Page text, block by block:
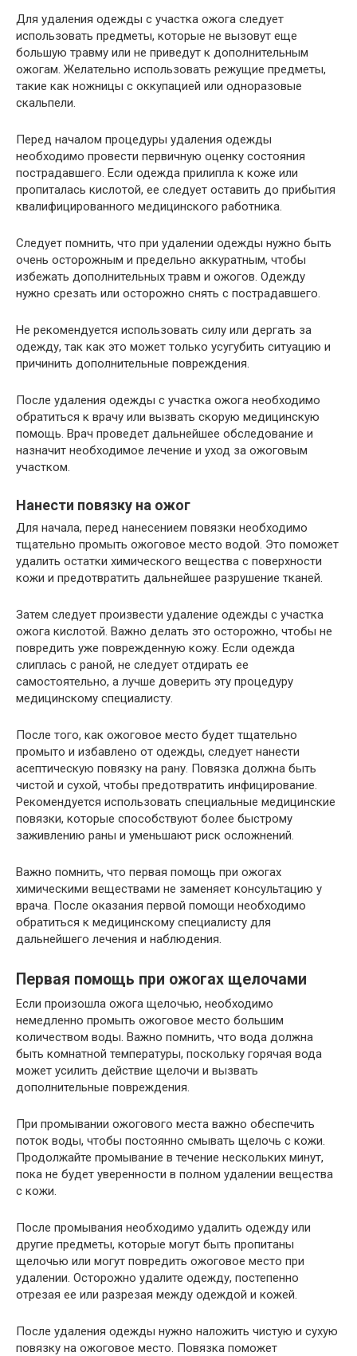
Для удаления одежды с участка ожога следует
использовать предметы, которые не вызовут еще
большую травму или не приведут к дополнительным
ожогам. Желательно использовать режущие предметы,
такие как ножницы с оккупацией или одноразовые
скальпели.
Перед началом процедуры удаления одежды
необходимо провести первичную оценку состояния
пострадавшего. Если одежда прилипла к коже или
пропиталась кислотой, ее следует оставить до прибытия
квалифицированного медицинского работника.
Следует помнить, что при удалении одежды нужно быть
очень осторожным и предельно аккуратным, чтобы
избежать дополнительных травм и ожогов. Одежду
нужно срезать или осторожно снять с пострадавшего.
Не рекомендуется использовать силу или дергать за
одежду, так как это может только усугубить ситуацию и
причинить дополнительные повреждения.
После удаления одежды с участка ожога необходимо
обратиться к врачу или вызвать скорую медицинскую
помощь. Врач проведет дальнейшее обследование и
назначит необходимое лечение и уход за ожоговым
участком.
Нанести повязку на ожог
Для начала, перед нанесением повязки необходимо
тщательно промыть ожоговое место водой. Это поможет
удалить остатки химического вещества с поверхности
кожи и предотвратить дальнейшее разрушение тканей.
Затем следует произвести удаление одежды с участка
ожога кислотой. Важно делать это осторожно, чтобы не
повредить уже поврежденную кожу. Если одежда
слиплась с раной, не следует отдирать ее
самостоятельно, а лучше доверить эту процедуру
медицинскому специалисту.
После того, как ожоговое место будет тщательно
промыто и избавлено от одежды, следует нанести
асептическую повязку на рану. Повязка должна быть
чистой и сухой, чтобы предотвратить инфицирование.
Рекомендуется использовать специальные медицинские
повязки, которые способствуют более быстрому
заживлению раны и уменьшают риск осложнений.
Важно помнить, что первая помощь при ожогах
химическими веществами не заменяет консультацию у
врача. После оказания первой помощи необходимо
обратиться к медицинскому специалисту для
дальнейшего лечения и наблюдения.
Первая помощь при ожогах щелочами
Если произошла ожога щелочью, необходимо
немедленно промыть ожоговое место большим
количеством воды. Важно помнить, что вода должна
быть комнатной температуры, поскольку горячая вода
может усилить действие щелочи и вызвать
дополнительные повреждения.
При промывании ожогового места важно обеспечить
поток воды, чтобы постоянно смывать щелочь с кожи.
Продолжайте промывание в течение нескольких минут,
пока не будет уверенности в полном удалении вещества
с кожи.
После промывания необходимо удалить одежду или
другие предметы, которые могут быть пропитаны
щелочью или могут повредить ожоговое место при
удалении. Осторожно удалите одежду, постепенно
отрезая ее или разрезая между одеждой и кожей.
После удаления одежды нужно наложить чистую и сухую
повязку на ожоговое место. Повязка поможет